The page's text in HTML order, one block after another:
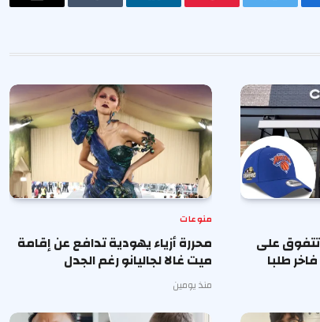
تويتر بينتيريستلينكدإن Tumblr
البريد
على
طلبا
منوعات
محررة أزياء يهودية تدافع عن إقامة
ميت غالا لجاليانو رغم الجدل
منذ يومين